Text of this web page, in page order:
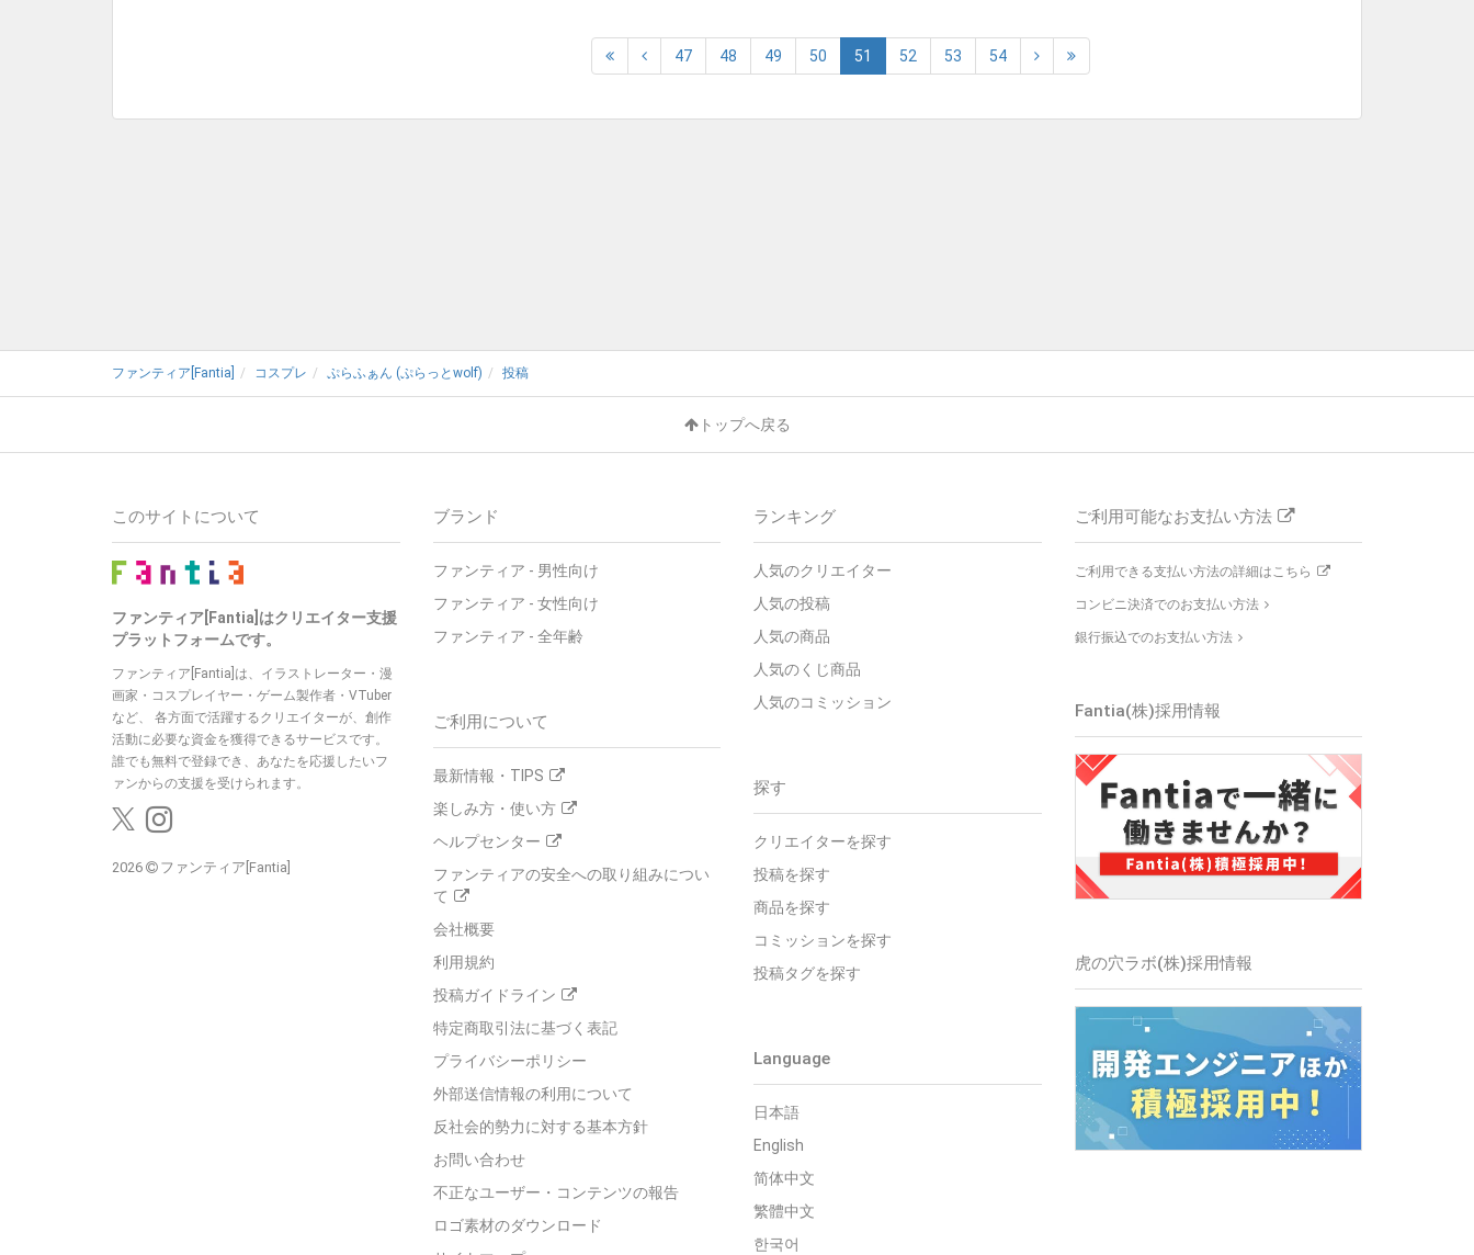
47 48 49 50 51 52 53 54
ファンティア[Fantia] コスプレ ぷらふぁん (ぷらっとwolf) 投稿
トップへ戻る
ブランド
ファンティア - 男性向け
ファンティア - 女性向け
ファンティア - 全年齢
ご利用について
最新情報・TIPS
楽しみ方・使い方
ヘルプセンター
ファンティアの安全への取り組みについ
て
会社概要
利用規約
投稿ガイドライン
特定商取引法に基づく表記
プライバシーポリシー
外部送信情報の利用について
反社会的勢力に対する基本方針
お問い合わせ
不正なユーザー・コンテンツの報告
ロゴ素材のダウンロード
ランキング
人気のクリエイター
人気の投稿
人気の商品
人気のくじ商品
人気のコミッション
探す
クリエイターを探す
投稿を探す
商品を探す
コミッションを探す
投稿タグを探す
Language
日本語
English
简体中文
繁體中文
한국어
ご利用可能なお支払い方法
ご利用できる支払い方法の詳細はこちら
コンビニ決済でのお支払い方法
銀行振込でのお支払い方法
Fantia(株)採用情報
虎の穴ラボ(株)採用情報
このサイトについて
ファンティア[Fantia]はクリエイター支援
プラットフォームです。
ファンティア[Fantia]は、イラストレーター・漫
画家・コスプレイヤー・ゲーム製作者・VTuber
など、 各方面で活躍するクリエイターが、創作
活動に必要な資金を獲得できるサービスです。
誰でも無料で登録でき、あなたを応援したいフ
ァンからの支援を受けられます。
2026 ファンティア[Fantia]